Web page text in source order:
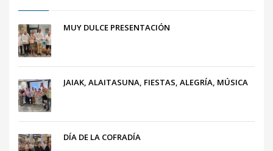
MUY DULCE PRESENTACIÓN
JAIAK, ALAITASUNA, FIESTAS, ALEGRÍA, MÚSICA
DÍA DE LA COFRADÍA